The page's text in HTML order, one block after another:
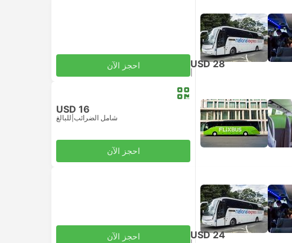
USD 28 احجز الآن
USD 16
شامل الضرائب للبالغ
احجز الآن
USD 24 احجز الآن